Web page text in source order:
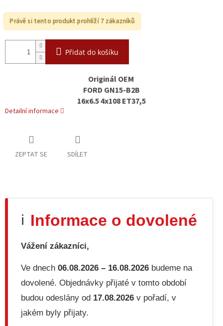
Právě si tento produkt prohlíží 7 zákazníků
Přidat do košíku
Originál OEM
FORD GN15-B2B
16x6.5 4x108 ET37,5
Detailní informace
ZEPTAT SE SDÍLET
ℹ️ Informace o dovolené
Vážení zákazníci,
Ve dnech 06.08.2026 – 16.08.2026 budeme na
dovolené. Objednávky přijaté v tomto období
budou odeslány od 17.08.2026 v pořadí, v
jakém byly přijaty.